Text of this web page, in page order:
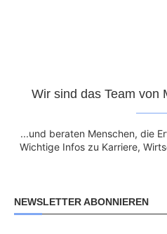
Wir sind das Team von
...und beraten Menschen, die
Wichtige Infos zu Karriere,
NEWSLETTER ABONNIEREN